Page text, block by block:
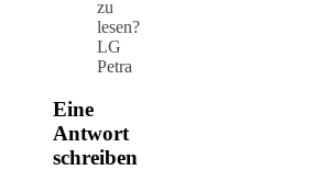
zu
lesen?
LG
Petra
Eine
Antwort
schreiben